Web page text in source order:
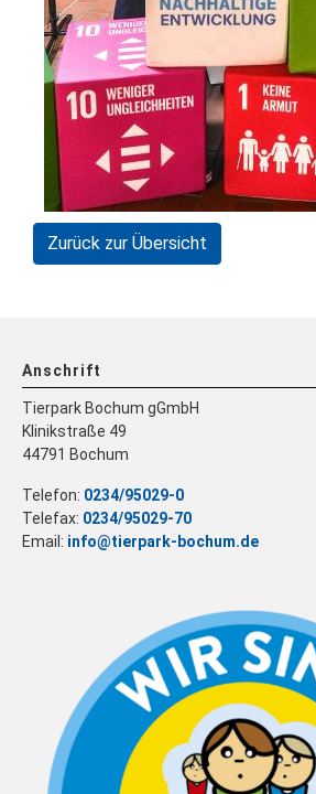
Zurück zur Übersicht
Anschrift
Tierpark Bochum gGmbH
Klinikstraße 49
44791 Bochum
Telefon: 0234/95029-0
Telefax: 0234/95029-70
Email: info@tierpark-bochum.de